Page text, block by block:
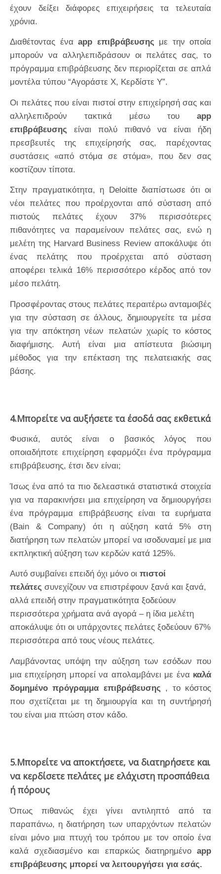
έχουν δείξει διάφορες επιχειρήσεις τα τελευταία
χρόνια.
Διαθέτοντας ένα app επιβράβευσης με την οποία
μπορούν να αλληλεπιδράσουν οι πελάτες σας, το
πρόγραμμα επιβράβευσης δεν περιορίζεται σε απλά
μοντέλα τύπου “Αγοράστε X, Κερδίστε Υ”.
Οι πελάτες που είναι πιστοί στην επιχείρησή σας και
αλληλεπιδρούν τακτικά μέσω του app
επιβράβευσης είναι πολύ πιθανό να είναι ήδη
πρεσβευτές της επιχείρησής σας, παρέχοντας
συστάσεις «από στόμα σε στόμα», που δεν σας
κοστίζουν τίποτα.
Στην πραγματικότητα, η Deloitte διαπίστωσε ότι οι
νέοι πελάτες που προέρχονται από σύσταση από
πιστούς πελάτες έχουν 37% περισσότερες
πιθανότητες να παραμείνουν πελάτες σας, ενώ η
μελέτη της Harvard Business Review αποκάλυψε ότι
ένας πελάτης που προέρχεται από σύσταση
αποφέρει τελικά 16% περισσότερο κέρδος από τον
μέσο πελάτη.
Προσφέροντας στους πελάτες περαιτέρω ανταμοιβές
για την σύσταση σε άλλους, δημιουργείτε τα μέσα
για την απόκτηση νέων πελατών χωρίς το κόστος
διαφήμισης. Αυτή είναι μια απίστευτα βιώσιμη
μέθοδος για την επέκταση της πελατειακής σας
βάσης.
4.Μπορείτε να αυξήσετε τα έσοδά σας εκθετικά
Φυσικά, αυτός είναι ο βασικός λόγος που
οποιαδήποτε επιχείρηση εφαρμόζει ένα πρόγραμμα
επιβράβευσης, έτσι δεν είναι;
Ίσως ένα από τα πιο δελεαστικά στατιστικά στοιχεία
για να παρακινήσει μια επιχείρηση να δημιουργήσει
ένα πρόγραμμα επιβράβευσης είναι τα ευρήματα
(Bain & Company) ότι η αύξηση κατά 5% στη
διατήρηση των πελατών μπορεί να ισοδυναμεί με μια
εκπληκτική αύξηση των κερδών κατά 125%.
Αυτό συμβαίνει επειδή όχι μόνο οι πιστοί
πελάτες συνεχίζουν να επιστρέφουν ξανά και ξανά,
αλλά επειδή στην πραγματικότητα ξοδεύουν
περισσότερα χρήματα ανά αγορά – η ίδια μελέτη
αποκάλυψε ότι οι υπάρχοντες πελάτες ξοδεύουν 67%
περισσότερα από τους νέους πελάτες.
Λαμβάνοντας υπόψη την αύξηση των εσόδων που
μια επιχείρηση μπορεί να απολαμβάνει με ένα καλά
δομημένο πρόγραμμα επιβράβευσης , το κόστος
που σχετίζεται με τη δημιουργία και τη συντήρησή
του είναι μια πτώση στον κάδο.
5.Μπορείτε να αποκτήσετε, να διατηρήσετε και
να κερδίσετε πελάτες με ελάχιστη προσπάθεια
ή πόρους
Όπως πιθανώς έχει γίνει αντιληπτό από τα
παραπάνω, η διατήρηση των υπαρχόντων πελατών
είναι μόνο μια πτυχή του τρόπου με τον οποίο ένα
καλά σχεδιασμένο και επαρκώς διατηρημένο app
επιβράβευσης μπορεί να λειτουργήσει για εσάς.